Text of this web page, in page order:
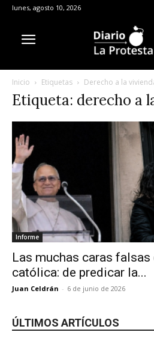
lunes, agosto 10, 2026
Inicio Etiquetas Derecho a la
Etiqueta: derecho a
Informe
Las muchas caras
católica: de predicar la...
Juan Celdrán - 6 de junio de 2026
ÚLTIMOS ARTÍCULOS